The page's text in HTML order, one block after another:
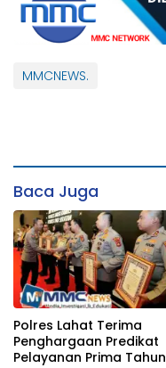
MMCNEWS.
Baca Juga
Polres Lahat Terima
Penghargaan Predikat
Pelayanan Prima Tahun